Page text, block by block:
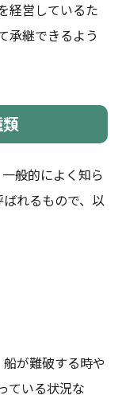
経営しているた
承継できるよう
般的によく知ら
れるもので、以
が難破する時や
ている状況な